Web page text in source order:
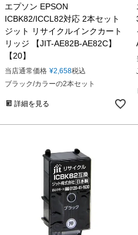
エプソン EPSON
ICBK82/ICCL82対応 2本セット
ジット リサイクルインクカート
リッジ 【JIT-AE82B-AE82C】
【20】
当店通常価格 ¥2,658税込
ブラック/カラーの2本セット
詳細を見る